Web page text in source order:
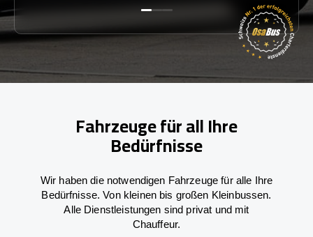
Fahrzeuge für all Ihre
Bedürfnisse
Wir haben die notwendigen Fahrzeuge für alle Ihre
Bedürfnisse. Von kleinen bis großen Kleinbussen.
Alle Dienstleistungen sind privat und mit
Chauffeur.